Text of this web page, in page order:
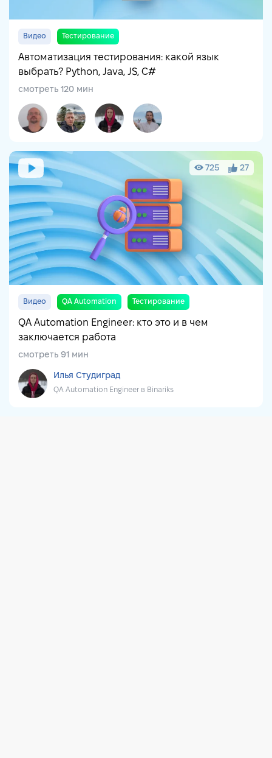
Видео Тестирование
Автоматизация тестирования: какой язык
выбрать? Python, Java, JS, C#
смотреть 120 мин
725 27
Видео QA Automation Тестирование
QA Automation Engineer: кто это и в чем
заключается работа
смотреть 91 мин
Илья Студиград
QA Automation Engineer в Binariks